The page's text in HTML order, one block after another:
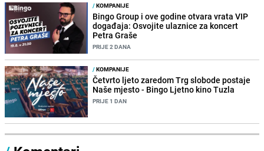
/KOMPANIJE
Bingo Group i ove godine otvara vrata VIP
događaja: Osvojite ulaznice za koncert
Petra Graše
PRIJE 2 DANA
/KOMPANIJE
Četvrto ljeto zaredom Trg slobode postaje
Naše mjesto - Bingo Ljetno kino Tuzla
PRIJE 1 DAN